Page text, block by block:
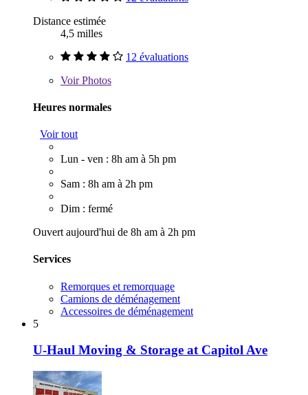
Distance estimée
4,5 milles
12 évaluations
VoirPhotos
Heures normales
Voir tout
Lun - ven : 8h am à 5h pm
Sam : 8h am à 2h pm
Dim : fermé
Ouvert aujourd'hui de 8h am à 2h pm
Services
Remorques et remorquage
Camions de déménagement
Accessoires de déménagement
5
U-Haul Moving & Storage at Capitol Ave